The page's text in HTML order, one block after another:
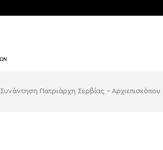
Συνάντηση Πατριάρχη Σερβίας –